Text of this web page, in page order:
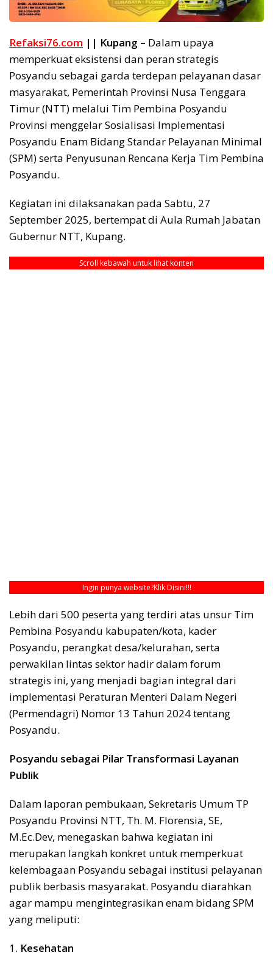
Refaksi76.com || Kupang – Dalam upaya
memperkuat eksistensi dan peran strategis
Posyandu sebagai garda terdepan pelayanan dasar
masyarakat, Pemerintah Provinsi Nusa Tenggara
Timur (NTT) melalui Tim Pembina Posyandu
Provinsi menggelar Sosialisasi Implementasi
Posyandu Enam Bidang Standar Pelayanan Minimal
(SPM) serta Penyusunan Rencana Kerja Tim Pembina
Posyandu.
Kegiatan ini dilaksanakan pada Sabtu, 27
September 2025, bertempat di Aula Rumah Jabatan
Gubernur NTT, Kupang.
Scroll kebawah untuk lihat konten
Ingin punya website?Klik Disini!!!
Lebih dari 500 peserta yang terdiri atas unsur Tim
Pembina Posyandu kabupaten/kota, kader
Posyandu, perangkat desa/kelurahan, serta
perwakilan lintas sektor hadir dalam forum
strategis ini, yang menjadi bagian integral dari
implementasi Peraturan Menteri Dalam Negeri
(Permendagri) Nomor 13 Tahun 2024 tentang
Posyandu.
Posyandu sebagai Pilar Transformasi Layanan
Publik
Dalam laporan pembukaan, Sekretaris Umum TP
Posyandu Provinsi NTT, Th. M. Florensia, SE,
M.Ec.Dev, menegaskan bahwa kegiatan ini
merupakan langkah konkret untuk memperkuat
kelembagaan Posyandu sebagai institusi pelayanan
publik berbasis masyarakat. Posyandu diarahkan
agar mampu mengintegrasikan enam bidang SPM
yang meliputi:
1. Kesehatan